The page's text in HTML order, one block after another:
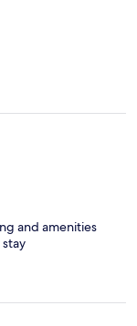
and amenities